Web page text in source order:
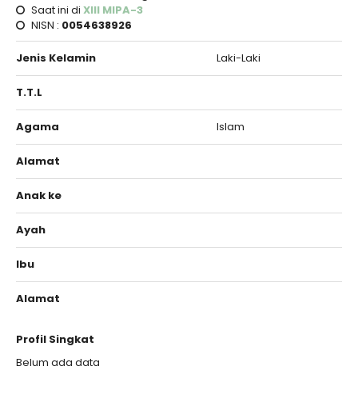
Saat ini di XIII MIPA-3
NISN : 0054638926
Jenis Kelamin Laki-Laki
T.T.L
Agama Islam
Alamat
Anak ke
Ayah
Ibu
Alamat
Profil Singkat
Belum ada data